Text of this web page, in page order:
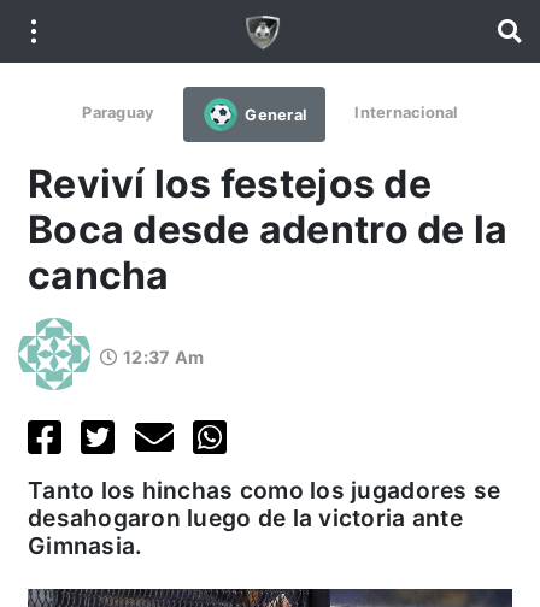
Paraguay General Internacional
Reviví los festejos de
Boca desde adentro de la
cancha
12:37 Am
Tanto los hinchas como los jugadores se
desahogaron luego de la victoria ante
Gimnasia.